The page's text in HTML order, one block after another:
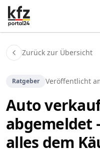
Zurück zur Übersicht
Ratgeber Veröffentlicht
Auto
abgemeldet
alles dem